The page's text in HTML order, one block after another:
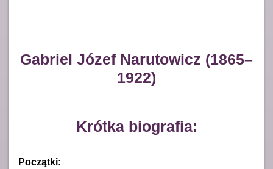
Gabriel Józef Narutowicz (1865–
1922)
Krótka biografia:
Początki: